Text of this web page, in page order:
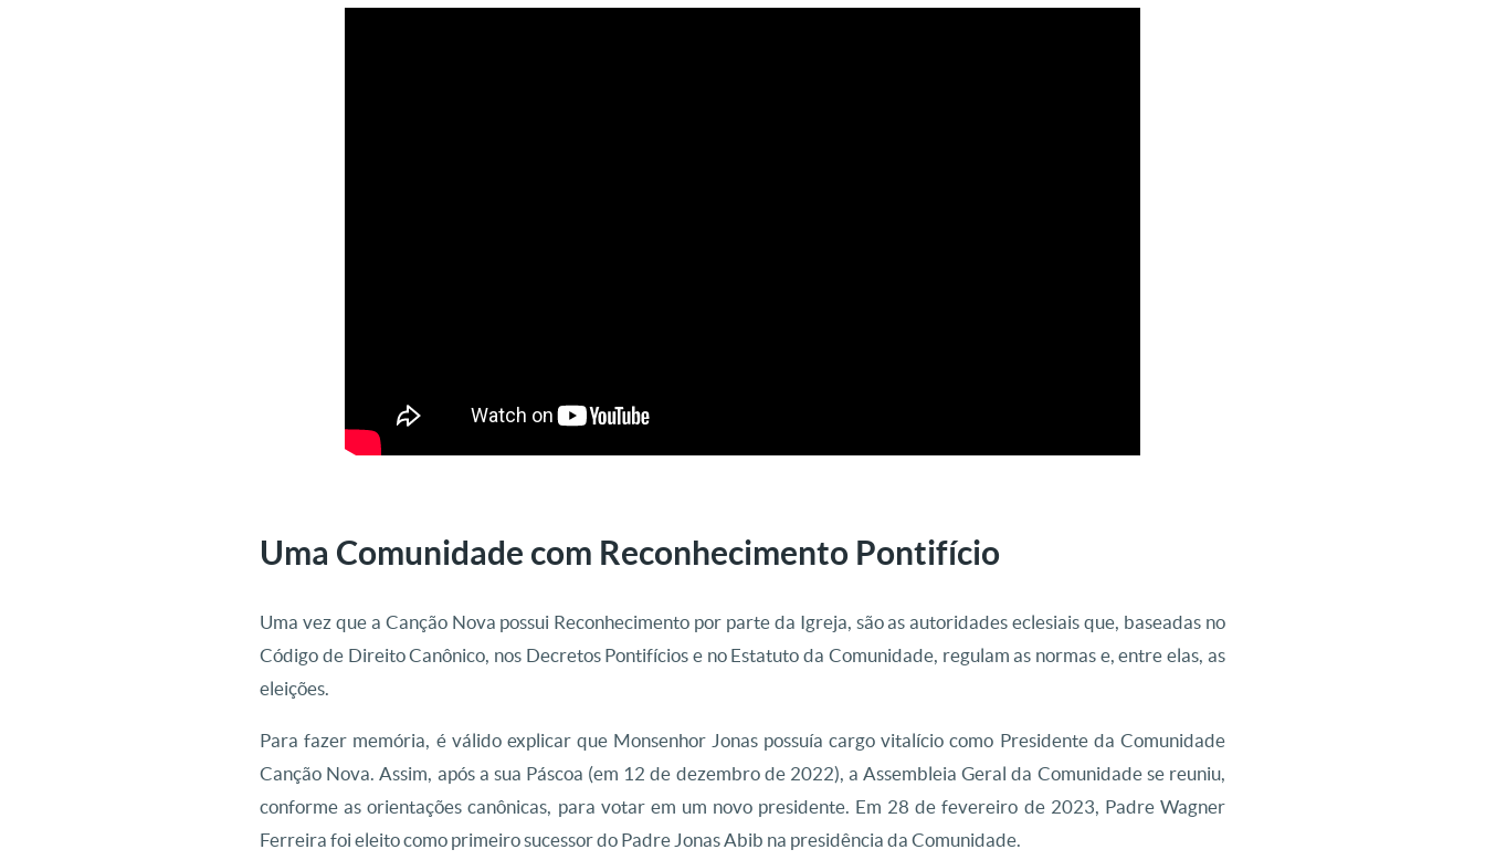
Uma Comunidade com Reconhecimento Pontifício
Uma vez que a Canção Nova possui Reconhecimento por parte da Igreja, são as autoridades eclesiais que, baseadas no
Código de Direito Canônico, nos Decretos Pontifícios e no Estatuto da Comunidade, regulam as normas e, entre elas, as
eleições.
Para fazer memória, é válido explicar que Monsenhor Jonas possuía cargo vitalício como Presidente da Comunidade
Canção Nova. Assim, após a sua Páscoa (em 12 de dezembro de 2022), a Assembleia Geral da Comunidade se reuniu,
conforme as orientações canônicas, para votar em um novo presidente. Em 28 de fevereiro de 2023, Padre Wagner
Ferreira foi eleito como primeiro sucessor do Padre Jonas Abib na presidência da Comunidade.